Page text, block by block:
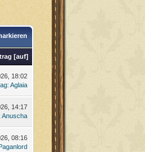
[auf]
18:02
: Aglaia
14:17
Anuscha
08:16